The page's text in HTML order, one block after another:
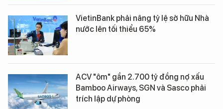
VietinBank phải nâng tỷ lệ sở hữu Nhà
nước lên tối thiểu 65%
ACV "ôm" gần 2.700 tỷ đồng nợ xấu
Bamboo Airways, SGN và Sasco phải
trích lập dự phòng